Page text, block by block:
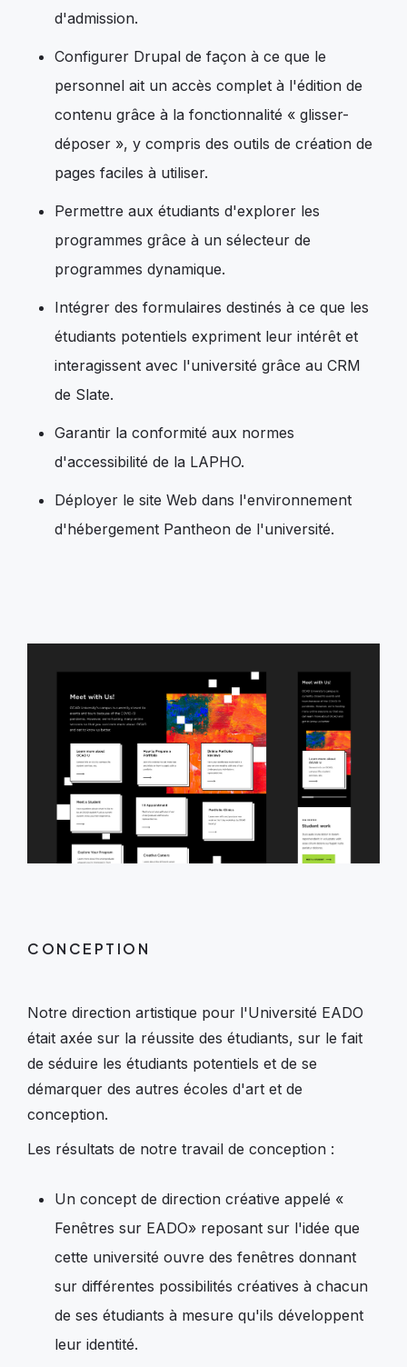
d'admission.
Configurer Drupal de façon à ce que le
personnel ait un accès complet à l'édition de
contenu grâce à la fonctionnalité « glisser-
déposer », y compris des outils de création de
pages faciles à utiliser.
Permettre aux étudiants d'explorer les
programmes grâce à un sélecteur de
programmes dynamique.
Intégrer des formulaires destinés à ce que les
étudiants potentiels expriment leur intérêt et
interagissent avec l'université grâce au CRM
de Slate.
Garantir la conformité aux normes
d'accessibilité de la LAPHO.
Déployer le site Web dans l'environnement
d'hébergement Pantheon de l'université.
CONCEPTION
Notre direction artistique pour l'Université EADO
était axée sur la réussite des étudiants, sur le fait
de séduire les étudiants potentiels et de se
démarquer des autres écoles d'art et de
conception.
Les résultats de notre travail de conception :
Un concept de direction créative appelé «
Fenêtres sur EADO» reposant sur l'idée que
cette université ouvre des fenêtres donnant
sur différentes possibilités créatives à chacun
de ses étudiants à mesure qu'ils développent
leur identité.